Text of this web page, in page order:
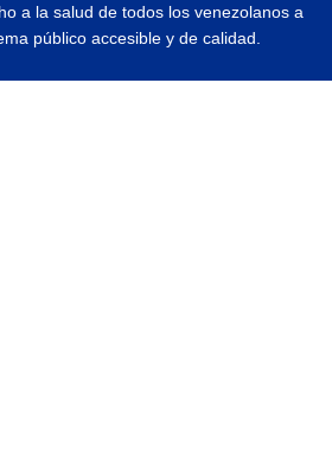
a la salud de todos los venezolanos a
público accesible y de calidad.